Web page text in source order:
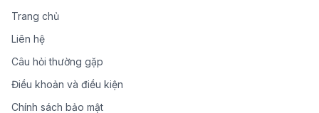
Trang chủ
Liên hệ
Câu hỏi thường gặp
Điều khoản và điều kiện
Chính sách bảo mật